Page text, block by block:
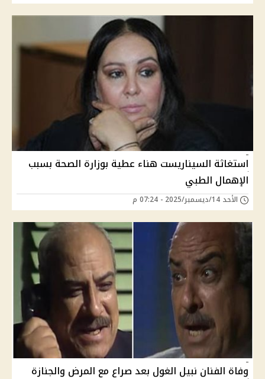
استغاثة السيناريست هناء عطية بوزارة الصحة بسبب
الإهمال الطبي
الأحد 14/ديسمبر/2025 - 07:24 م
وفاة الفنان نبيل الغول بعد صراع مع المرض والجنازة